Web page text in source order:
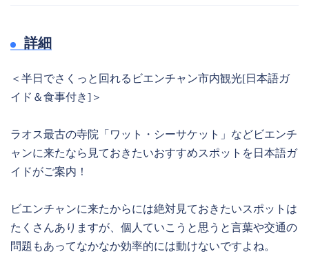
詳細
＜半日でさくっと回れるビエンチャン市内観光[日本語ガ
イド＆食事付き]＞
ラオス最古の寺院「ワット・シーサケット」などビエンチ
ャンに来たなら見ておきたいおすすめスポットを日本語ガ
イドがご案内！
ビエンチャンに来たからには絶対見ておきたいスポットは
たくさんありますが、個人ていこうと思うと言葉や交通の
問題もあってなかなか効率的には動けないですよね。